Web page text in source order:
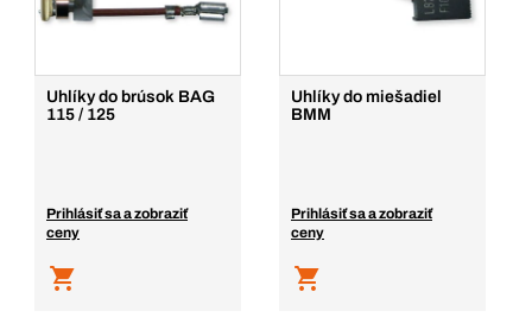
Uhlíky do brúsok BAG
115 / 125
Prihlásiť sa a zobraziť
ceny
Uhlíky do miešadiel
BMM
Prihlásiť sa a zobraziť
ceny